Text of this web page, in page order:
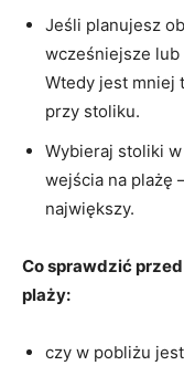
Jeśli planujesz
wcześniejsze lub
Wtedy jest mniej
przy stoliku.
Wybieraj stoliki
wejścia na plażę
największy.
Co sprawdzić
plaży:
czy w pobliżu